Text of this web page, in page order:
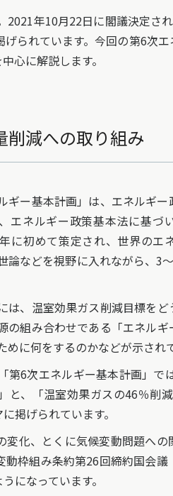
年10月22日に閣議決定さ
られています。今回の第6次
心に解説します。
削減への取り組み
ギー基本計画」は、エネルギー
エネルギー政策基本法に基づ
に初めて策定され、世界のエ
論などを視野に入れながら、3
は、温室効果ガス削減目標を
の組み合わせである「エネル
めに何をするのかなどが示され
第6次エネルギー基本計画」で
と、「温室効果ガスの46％削
掲げられています。
化、とくに気候変動問題への
枠組み条約第26回締約国会議
になっています。